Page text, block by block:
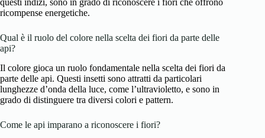
questi indizi, sono in grado di riconoscere i fiori che offrono
ricompense energetiche.
Qual è il ruolo del colore nella scelta dei fiori da parte delle
api?
Il colore gioca un ruolo fondamentale nella scelta dei fiori da
parte delle api. Questi insetti sono attratti da particolari
lunghezze d’onda della luce, come l’ultravioletto, e sono in
grado di distinguere tra diversi colori e pattern.
Come le api imparano a riconoscere i fiori?